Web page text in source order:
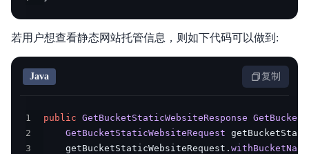
开发者指南
数据湖存储
数据魔方
内容审核
若用户想查看静态网站托管信息，则如下代码可以做到:
Java 复制
1 public GetBucketStaticWebsiteResponse
2
GetBucketStaticWebsiteRequest
3
    getBucketStaticWebsiteRequest
. withBucketName